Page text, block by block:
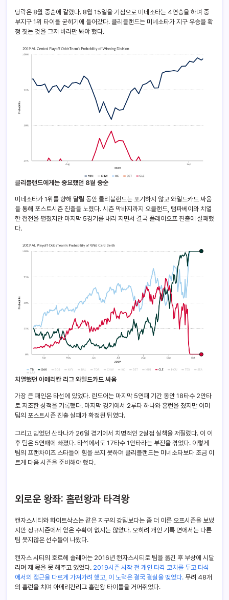
당락은 8월 중순에 갈렸다. 8월 15일을 기점으로 미네소타는 4연승을 하며 중
부지구 1위 타이틀 굳히기에 들어갔다. 클리블랜드는 미네소타가 지구 우승을 확
정 짓는 것을 그저 바라만 봐야 했다.
클리블랜드에게는 중요했던 8월 중순
미네소타가 1위를 향해 달릴 동안 클리블랜드는 포기하지 않고 와일드카드 싸움
을 통해 포스트시즌 진출을 노렸다. 시즌 막바지까지 오클랜드, 탬파베이와 치열
한 접전을 펼쳤지만 마지막 5경기를 내리 지면서 결국 플레이오프 진출에 실패했
다.
치열했던 아메리칸 리그 와일드카드 싸움
가장 큰 패인은 타선에 있었다. 린도어는 마지막 5연패 기간 동안 18타수 2안타
로 저조한 성적을 기록했다. 마지막 경기에서 2루타 하나와 홈런을 쳤지만 이미
팀의 포스트시즌 진출 실패가 확정된 뒤였다.
그리고 믿었던 산타나가 26일 경기에서 치명적인 2실점 실책을 저질렀다. 이 이
후 팀은 5연패에 빠졌다. 타석에서도 17타수 1안타라는 부진을 겪었다. 이렇게
팀의 프랜차이즈 스타들이 힘을 쓰지 못하며 클리블랜드는 미네소타보다 조금 이
르게 다음 시즌을 준비해야 했다.
외로운 왕좌: 홈런왕과 타격왕
캔자스시티와 화이트삭스는 같은 지구의 강팀보다는 좀 더 이른 오프시즌을 보냈
지만 정규시즌에서 얻은 수확이 없지는 않았다. 오히려 개인 기록 면에서는 다른
팀 못지않은 선수들이 나왔다.
캔자스 시티의 호르헤 솔레어는 2016년 캔자스시티로 팀을 옮긴 후 부상에 시달
리며 제 몫을 못 해주고 있었다. 2019시즌 시작 전 개인 타격 코치를 두고 타석
에서의 접근을 다르게 가져가려 했고, 이 노력은 결국 결실을 맺었다. 무려 48개
의 홈런을 치며 아메리칸리그 홈런왕 타이틀을 거머쥐었다.